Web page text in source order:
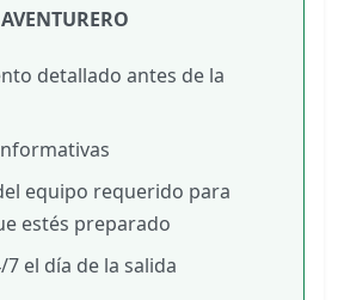
detallado antes de la
equipo requerido para
estés preparado
el día de la salida